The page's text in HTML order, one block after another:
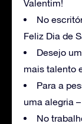
Valentim!
No
Feliz Dia de
Desejo
mais talento
Para a
uma alegria
No